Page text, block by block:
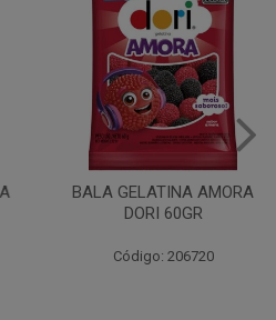
BALA GELATINA AMORA
DORI 60GR
Código: 206720